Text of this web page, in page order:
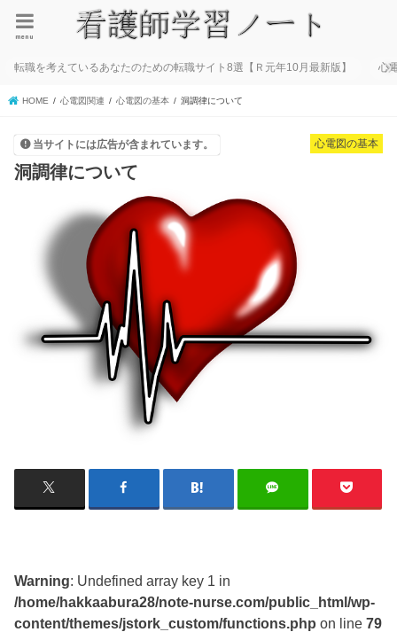
menu
転職を考えているあなたのための転職サイト8選【Ｒ元年10月最新版】 心
HOME 心電図関連 心電図の基本 洞調律について
心電図の基本
当サイトには広告が含まれています。
洞調律について
Warning: Undefined array key 1 in
/home/hakkaabura28/note-nurse.com/public_html/wp-
content/themes/jstork_custom/functions.php on line79